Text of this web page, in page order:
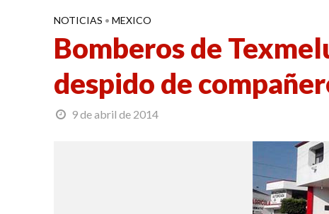
NOTICIAS • MEXICO
Bomberos de
despido de
9 de abril de 2014